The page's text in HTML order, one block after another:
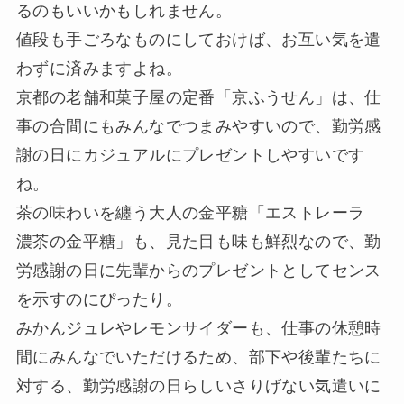
るのもいいかもしれません。
値段も手ごろなものにしておけば、お互い気を遣
わずに済みますよね。
京都の老舗和菓子屋の定番「京ふうせん」は、仕
事の合間にもみんなでつまみやすいので、勤労感
謝の日にカジュアルにプレゼントしやすいです
ね。
茶の味わいを纏う大人の金平糖「エストレーラ
濃茶の金平糖」も、見た目も味も鮮烈なので、勤
労感謝の日に先輩からのプレゼントとしてセンス
を示すのにぴったり。
みかんジュレやレモンサイダーも、仕事の休憩時
間にみんなでいただけるため、部下や後輩たちに
対する、勤労感謝の日らしいさりげない気遣いに